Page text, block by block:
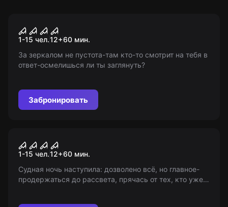
Популярный
Астрал
1-15 чел.12+60 мин.
За зеркалом не пустота-там кто-то смотрит на тебя в
ответ-осмелишься ли ты заглянуть?
Забронировать
Популярный
Судная ночь
1-15 чел.12+60 мин.
Судная ночь наступила: дозволено всё, но главное-
продержаться до рассвета, прячась от тех, кто уже